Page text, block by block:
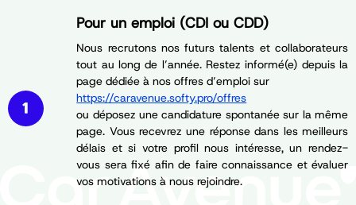
Pour un emploi (CDI ou CDD)
Nous recrutons nos futurs talents et collaborateurs
tout au long de l’année. Restez informé(e) depuis la
page dédiée à nos offres d’emploi sur
https://caravenue.softy.pro/offres
ou déposez une candidature spontanée sur la même
page. Vous recevrez une réponse dans les meilleurs
délais et si votre profil nous intéresse, un rendez-
vous sera fixé afin de faire connaissance et évaluer
vos motivations à nous rejoindre.